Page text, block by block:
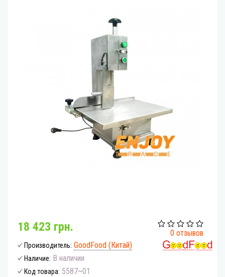
0 отзывов
18 423 грн.
Производитель: GoodFood (Китай)
Наличие: В наличии
Код товара: 5587~01